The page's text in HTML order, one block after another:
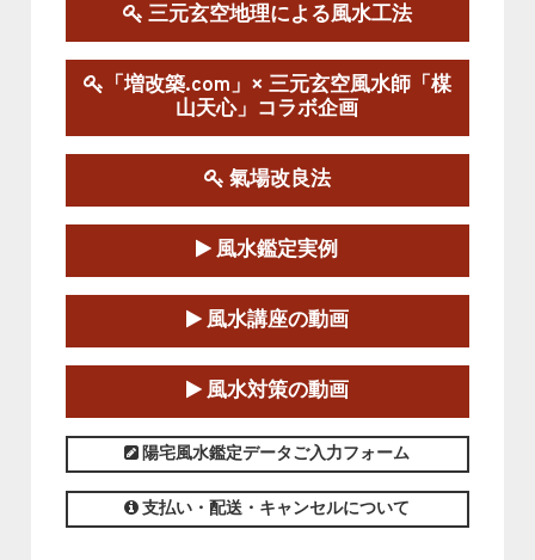
この講座の募集は終了しました。
陰宅三元玄空風水講座
2025-06-07～2025-06-08
この講座の募集は終了しました。
第１８期立命塾『実践的易学講座』
2025-06-21～2025-08-24
この講座の募集は終了しました。
第１８期立命塾「実践的四柱立命学（四
柱推命学）講座」
2025-01-11～2025-05-11
この講座の募集は終了しました。
三元玄空地理による風水工法
「増改築.com」× 三元玄空風水師「楳
山天心」コラボ企画
氣場改良法
風水鑑定実例
風水講座の動画
風水対策の動画
陽宅風水鑑定データご入力フォーム
支払い・配送・キャンセルについて